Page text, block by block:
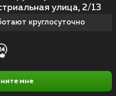
улица, 2/13
круглосуточно
мне